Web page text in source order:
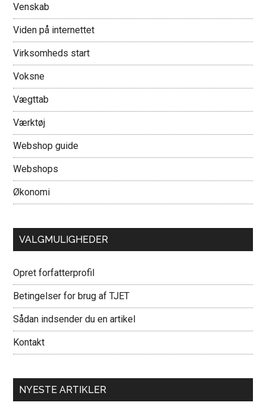
Venskab
Viden på internettet
Virksomheds start
Voksne
Vægttab
Værktøj
Webshop guide
Webshops
Økonomi
VALGMULIGHEDER
Opret forfatterprofil
Betingelser for brug af TJET
Sådan indsender du en artikel
Kontakt
NYESTE ARTIKLER